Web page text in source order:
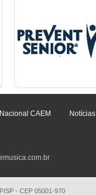
CAEM Notícias
SP - CEP 05001-970